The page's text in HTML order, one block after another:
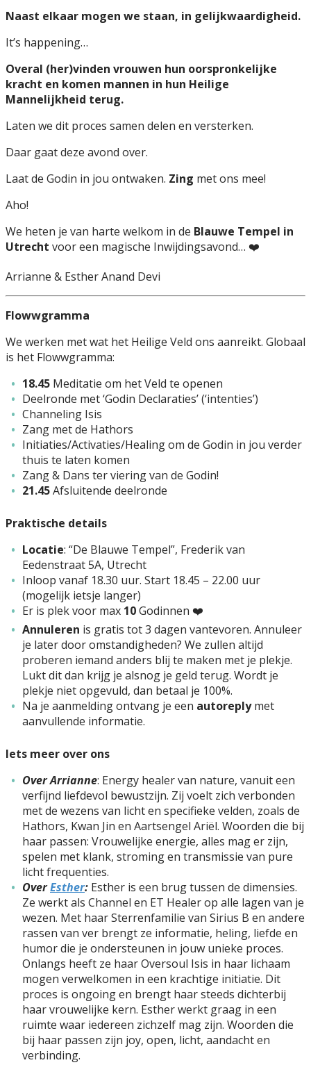
Naast elkaar mogen we staan, in gelijkwaardigheid.
It’s happening…
Overal (her)vinden vrouwen hun oorspronkelijke
kracht en komen mannen in hun Heilige
Mannelijkheid terug.
Laten we dit proces samen delen en versterken.
Daar gaat deze avond over.
Laat de Godin in jou ontwaken. Zing met ons mee!
Aho!
We heten je van harte welkom in de Blauwe Tempel in
Utrecht voor een magische Inwijdingsavond… ❤️
Arrianne & Esther Anand Devi
Flowwgramma
We werken met wat het Heilige Veld ons aanreikt. Globaal
is het Flowwgramma:
18.45 Meditatie om het Veld te openen
Deelronde met ‘Godin Declaraties’ (‘intenties’)
Channeling Isis
Zang met de Hathors
Initiaties/Activaties/Healing om de Godin in jou verder
thuis te laten komen
Zang & Dans ter viering van de Godin!
21.45Afsluitende deelronde
Praktische details
Locatie: “De Blauwe Tempel”, Frederik van
Eedenstraat 5A, Utrecht
Inloop vanaf 18.30 uur. Start 18.45 – 22.00 uur
(mogelijk ietsje langer)
Er is plek voor max 10Godinnen ❤️
Annuleren is gratis tot 3 dagen vantevoren. Annuleer
je later door omstandigheden? We zullen altijd
proberen iemand anders blij te maken met je plekje.
Lukt dit dan krijg je alsnog je geld terug. Wordt je
plekje niet opgevuld, dan betaal je 100%.
Na je aanmelding ontvang je een autoreplymet
aanvullende informatie.
Iets meer over ons
Over Arrianne: Energy healer van nature, vanuit een
verfijnd liefdevol bewustzijn. Zij voelt zich verbonden
met de wezens van licht en specifieke velden, zoals de
Hathors, Kwan Jin en Aartsengel Ariël. Woorden die bij
haar passen: Vrouwelijke energie, alles mag er zijn,
spelen met klank, stroming en transmissie van pure
licht frequenties.
OverEsther: Esther is een brug tussen de dimensies.
Ze werkt als Channel en ET Healer op alle lagen van je
wezen. Met haar Sterrenfamilie van Sirius B en andere
rassen van ver brengt ze informatie, heling, liefde en
humor die je ondersteunen in jouw unieke proces.
Onlangs heeft ze haar Oversoul Isis in haar lichaam
mogen verwelkomen in een krachtige initiatie. Dit
proces is ongoing en brengt haar steeds dichterbij
haar vrouwelijke kern. Esther werkt graag in een
ruimte waar iedereen zichzelf mag zijn. Woorden die
bij haar passen zijn joy, open, licht, aandacht en
verbinding.